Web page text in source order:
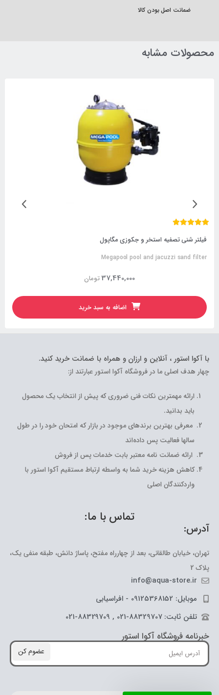
ضمانت اصل بودن کالا
محصولات مشابه
فیلتر شنی تصفیه استخر و جکوزی مگاپول
Megapool pool and jacuzzi sand filter
تومان37,440,000
اضافه به سبد خرید
با آکوا استور ، آنلاین و ارزان و همراه با ضمانت خرید کنید.
چهار هدف اصلی ما در فروشگاه آکوا استور عبارتند از:
ارائه مهمترین نکات فنی ضروری که پیش از انتخاب یک محصول
باید بدانید.
معرفی بهترین برندهای موجود در بازار که امتحان خود را در طول
سالها فعالیت پس داده‌اند
ارائه ضمانت نامه معتبر بابت خدمات پس از فروش
کاهش هزینه خرید شما به واسطه ارتباط مستقیم آکوا استور با
واردکنندگان اصلی
تماس با ما:
آدرس:
تهران، خیابان طالقانی، بعد از چهارراه مفتح، پاساژ دانش، طبقه منفی یک،
پلاک 2
info@aqua-store.ir
موبایل: 09125368152 - افراسیابی
تلفن ثابت: 88329707-021 , 88329709-021
خبرنامه فروشگاه آکوا استور
عضوم کن